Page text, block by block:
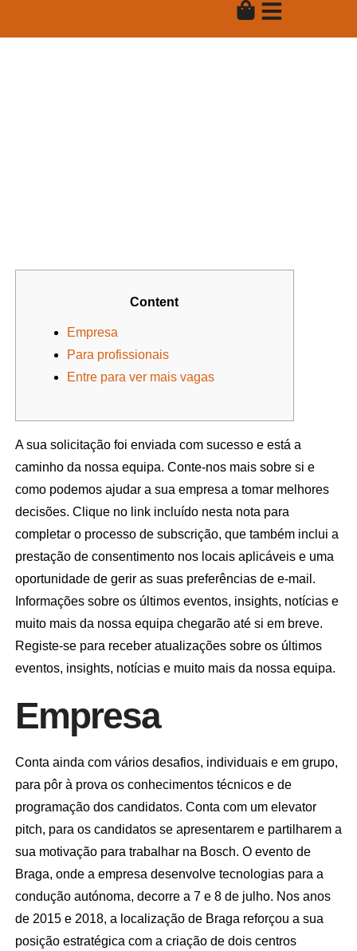
Content
Empresa
Para profissionais
Entre para ver mais vagas
A sua solicitação foi enviada com sucesso e está a
caminho da nossa equipa. Conte-nos mais sobre si e
como podemos ajudar a sua empresa a tomar melhores
decisões. Clique no link incluído nesta nota para
completar o processo de subscrição, que também inclui a
prestação de consentimento nos locais aplicáveis ​​e uma
oportunidade de gerir as suas preferências de e-mail.
Informações sobre os últimos eventos, insights, notícias e
muito mais da nossa equipa chegarão até si em breve.
Registe-se para receber atualizações sobre os últimos
eventos, insights, notícias e muito mais da nossa equipa.
Empresa
Conta ainda com vários desafios, individuais e em grupo,
para pôr à prova os conhecimentos técnicos e de
programação dos candidatos. Conta com um elevator
pitch, para os candidatos se apresentarem e partilharem a
sua motivação para trabalhar na Bosch. O evento de
Braga, onde a empresa desenvolve tecnologias para a
condução autónoma, decorre a 7 e 8 de julho. Nos anos
de 2015 e 2018, a localização de Braga reforçou a sua
posição estratégica com a criação de dois centros